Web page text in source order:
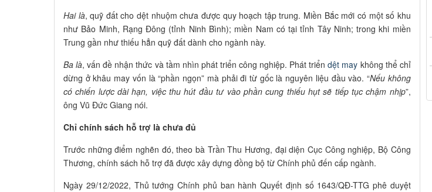
Hai là, quỹ đất cho dệt nhuộm chưa được quy hoạch tập trung. Miền Bắc mới có một số khu
như Bảo Minh, Rạng Đông (tỉnh Ninh Bình); miền Nam có tại tỉnh Tây Ninh; trong khi miền
Trung gần như thiếu hẳn quỹ đất dành cho ngành này.
Ba là, vấn đề nhận thức và tầm nhìn phát triển công nghiệp. Phát triểndệt may không thể chỉ
dừng ở khâu may vốn là “phần ngọn” mà phải đi từ gốc là nguyên liệu đầu vào. “Nếu không
có chiến lược dài hạn, việc thu hút đầu tư vào phần cung thiếu hụt sẽ tiếp tục chậm nhịp”,
ông Vũ Đức Giang nói.
Chỉ chính sách hỗ trợ là chưa đủ
Trước những điểm nghẽn đó, theo bà Trần Thu Hương, đại diện Cục Công nghiệp, Bộ Công
Thương, chính sách hỗ trợ đã được xây dựng đồng bộ từ Chính phủ đến cấp ngành.
Ngày 29/12/2022, Thủ tướng Chính phủ ban hành Quyết định số 1643/QĐ-TTG phê duyệt